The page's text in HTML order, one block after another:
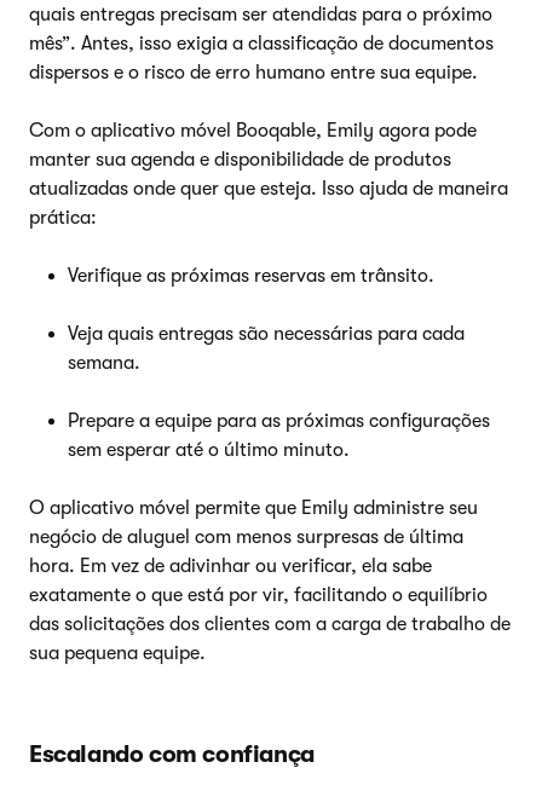
quais entregas precisam ser atendidas para o próximo
mês”. Antes, isso exigia a classificação de documentos
dispersos e o risco de erro humano entre sua equipe.
Com o aplicativo móvel Booqable, Emily agora pode
manter sua agenda e disponibilidade de produtos
atualizadas onde quer que esteja. Isso ajuda de maneira
prática:
Verifique as próximas reservas em trânsito.
Veja quais entregas são necessárias para cada
semana.
Prepare a equipe para as próximas configurações
sem esperar até o último minuto.
O aplicativo móvel permite que Emily administre seu
negócio de aluguel com menos surpresas de última
hora. Em vez de adivinhar ou verificar, ela sabe
exatamente o que está por vir, facilitando o equilíbrio
das solicitações dos clientes com a carga de trabalho de
sua pequena equipe.
Escalando com confiança